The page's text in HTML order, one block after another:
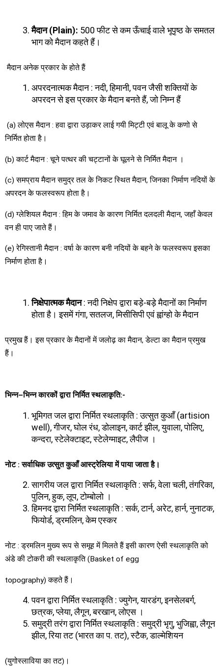
मैदान(Plain): 500 फीट से कम ऊँचाई वाले भूपृष्ठ के समतल
भाग को मैदान कहते हैं।
मैदान अनेक प्रकार के होते हैं
अपरदनात्मक मैदान : नदी, हिमानी, पवन जैसी शक्तियों के
अपरदन से इस प्रकार के मैदान बनते हैं, जो निम्न हैं
(a) लोएस मैदान : हवा द्वारा उड़ाकर लाई गयी मिट्टी एवं बालू के कणो से
निर्मित होता है।
(b) कार्ट मैदान : चूने पत्थर की चट्टानों के घूलने से निर्मित मैदान ।
(c) समप्राय मैदान समुद्र तल के निकट स्थित मैदान, जिनका निर्माण नदियों के
अपरदन के फलस्वरूप होता है।
(d) ग्लेशियल मैदान : हिम के जमाव के कारण निर्मित दलदली मैदान, जहाँ केवल
वन ही पाए जाते हैं।
(e) रेगिस्तानी मैदान : वर्षा के कारण बनी नदियों के बहने के फलस्वरूप इसका
निर्माण होता है।
निक्षेपात्मक मैदान: नदी निक्षेप द्वारा बड़े-बड़े मैदानों का निर्माण
होता है। इसमें गंगा, सतलज, मिसीसिपी एवं ह्वांग्हो के मैदान
प्रमुख हैं। इस प्रकार के मैदानों में जलोढ़ का मैदान, डेल्टा का मैदान प्रमुख
हैं।
भिन्न–भिन्न कारकों द्वारा निर्मित स्थलाकृति:-
भूमिगत जल द्वारा निर्मित स्थलाकृति : उत्सुत कुआँ (artision
well), गीजर, घोल रंध, डोलाइन, कार्ट झील, युवाला, पोलिए,
कन्दरा, स्टेलेक्टाइट, स्टेलेग्माइट, लैपीज ।
नोट :सर्वाधिक उत्सुत कुआँ आस्ट्रेलिया में पाया जाता है।
सागरीय जल द्वारा निर्मित स्थलाकृति : सर्फ, वेला चली, तंगरिका,
पुलिन, हुक, लूप, टोम्बोलो ।
हिमनद द्वारा निर्मित स्थलाकृति : सर्क, टार्न, अरेट, हार्न, नुनाटक,
फियोर्ड, ड्रमलिन, केम एस्कर
नोट : ड्रमलिन मुख्य रूप से समूह में मिलते हैं इसी कारण ऐसी स्थलाकृति को
अंडे की टोकरी की स्थलाकृति (Basket of egg
topography) कहते हैं।
पवन द्वारा निर्मित स्थलाकृति : ज्युगेन, यारडंग, इनसेलबर्ग,
छत्रक, प्लेया, लैगून, बरखान, लोएस ।
समुद्री तरंग द्वारा निर्मित स्थलाकृति : समुद्री भृगु, भुजिह्वा, लैगून
झील, रिया तट (भारत का प. तट), स्टैक, डाल्मेशियन
(युगोस्लाविया का तट)।